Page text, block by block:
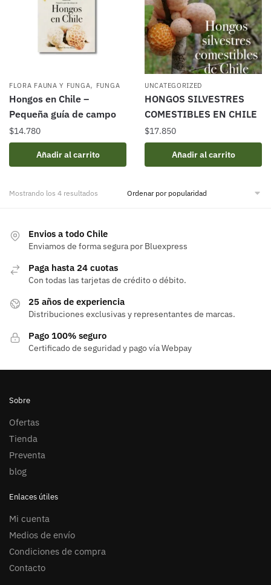
FLORA FAUNA Y FUNGA, FUNGA
Hongos en Chile –
Pequeña guía de campo
$14.780
Añadir al carrito
UNCATEGORIZED
HONGOS SILVESTRES
COMESTIBLES EN CHILE
$17.850
Añadir al carrito
Mostrando los 4 resultados Ordenado
Envios a todo Chile
Enviamos de forma segura por Bluexpress
Paga hasta 24 cuotas
Con todas las tarjetas de crédito o débito.
25 años de experiencia
Distribuciones exclusivas y representantes de marcas.
Pago 100% seguro
Certificado de seguridad y pago vía Webpay
Sobre
Ofertas
Tienda
Preventa
blog
Enlaces útiles
Mi cuenta
Medios de envío
Condiciones de compra
Contacto